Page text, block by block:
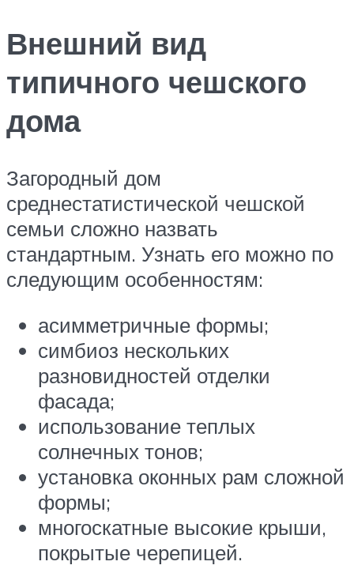
Внешний вид
типичного чешского
дома
Загородный дом
среднестатистической чешской
семьи сложно назвать
стандартным. Узнать его можно по
следующим особенностям:
асимметричные формы;
симбиоз нескольких
разновидностей отделки
фасада;
использование теплых
солнечных тонов;
установка оконных рам сложной
формы;
многоскатные высокие крыши,
покрытые черепицей.